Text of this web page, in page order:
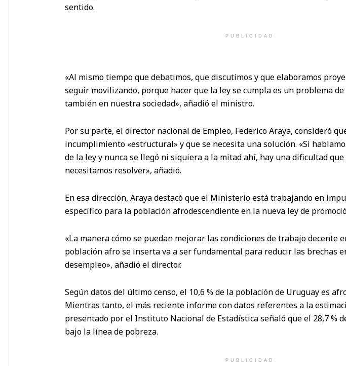
sentido.
PUBLICIDAD
«Al mismo tiempo que debatimos, que discutimos y que elaboramos
seguir movilizando, porque hacer que la ley se cumpla es un problema
también en nuestra sociedad», añadió el ministro.
Por su parte, el director nacional de Empleo, Federico Araya, consideró
incumplimiento «estructural» y que se necesita una solución. «Si
de la ley y nunca se llegó ni siquiera a la mitad ahí, hay una dificultad que
necesitamos resolver», añadió.
En esa dirección, Araya destacó que el Ministerio está trabajando en
específico para la población afrodescendiente en la nueva ley de
«La manera cómo se puedan mejorar las condiciones de trabajo decente
población afro se inserta va a ser fundamental para reducir las brechas
desempleo», añadió el director.
Según datos del último censo, el 10,6 % de la población de Uruguay es
Mientras tanto, el más reciente informe con datos referentes a la
presentado por el Instituto Nacional de Estadística señaló que el 28,7 %
bajo la línea de pobreza.
PUBLICIDAD